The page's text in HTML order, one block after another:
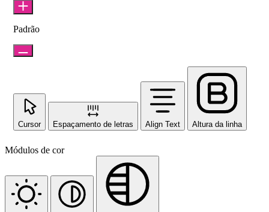
Padrão
Cursor Espaçamento de letras Align Text Altura da linha
Módulos de cor